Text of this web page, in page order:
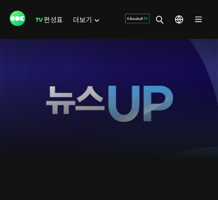
편성표 더보기